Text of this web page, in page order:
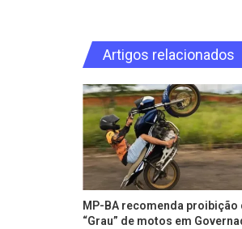
Artigos relacionados
MP-BA recomenda proibição
“Grau” de motos em